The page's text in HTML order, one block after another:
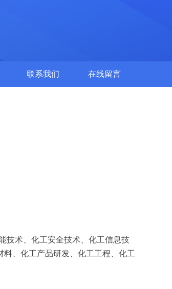
联系我们 在线留言
技术、化工安全技术、化工信息技
、化工产品研发、化工工程、化工